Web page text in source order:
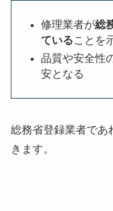
修理業者が総
ていることを
品質や安全性
安となる
総務省登録業者であ
きます。